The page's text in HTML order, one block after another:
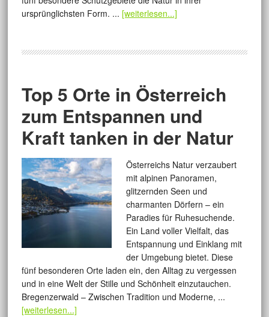
ursprünglichsten Form. ... [weiterlesen...]
Top 5 Orte in Österreich
zum Entspannen und
Kraft tanken in der Natur
Österreichs Natur verzaubert
mit alpinen Panoramen,
glitzernden Seen und
charmanten Dörfern – ein
Paradies für Ruhesuchende.
Ein Land voller Vielfalt, das
Entspannung und Einklang mit
der Umgebung bietet. Diese
fünf besonderen Orte laden ein, den Alltag zu vergessen
und in eine Welt der Stille und Schönheit einzutauchen.
Bregenzerwald – Zwischen Tradition und Moderne, ...
[weiterlesen...]